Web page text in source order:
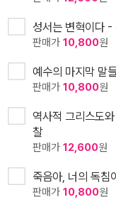
성서는 변혁이다 -
판매가 10,800원
예수의 마지막 말
판매가 10,800원
역사적 그리스도
찰
판매가 12,600원
죽음아, 너의 독침
판매가 10,800원